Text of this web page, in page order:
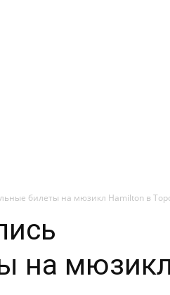
билеты на мюзикл Hamilton в
на мюзикл